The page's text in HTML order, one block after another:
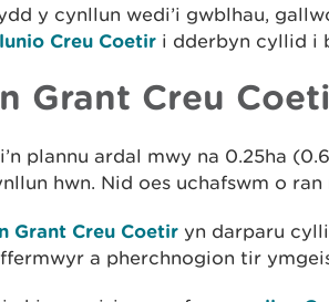
y cynllun wedi’i gwblhau,
Creu Coetir i dderbyn cyllid i
Grant Creu
plannu ardal mwy na 0.25ha
hwn. Nid oes uchafswm o
Grant Creu Coetir yn darparu
a pherchnogion tir